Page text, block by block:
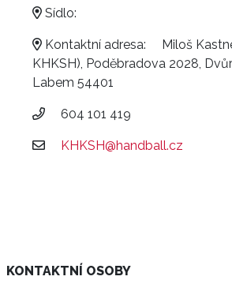
Sídlo:
Kontaktní adresa:
Miloš
KHKSH), Poděbradova 2028,
Labem 54401
604 101 419
KHKSH@handball.cz
KONTAKTNÍ OSOBY